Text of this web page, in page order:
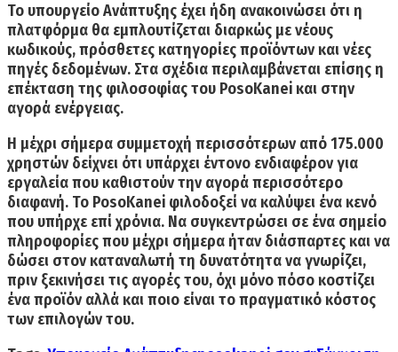
Το υπουργείο Ανάπτυξης έχει ήδη ανακοινώσει ότιη
πλατφόρμα θα εμπλουτίζεται διαρκώς με νέους
κωδικούς,πρόσθετες κατηγορίες προϊόντων και νέες
πηγές δεδομένων. Στα σχέδια περιλαμβάνεται επίσης η
επέκταση της φιλοσοφίας του PosoKanei και στην
αγορά ενέργειας.
Η μέχρι σήμερα συμμετοχή περισσότερων από 175.000
χρηστών δείχνει ότι υπάρχει έντονο ενδιαφέρονγια
εργαλεία που καθιστούν την αγορά περισσότερο
διαφανή. Το PosoKanei φιλοδοξεί να καλύψει ένα κενό
που υπήρχε επί χρόνια. Να συγκεντρώσει σε ένα σημείο
πληροφορίες που μέχρι σήμερα ήταν διάσπαρτες και να
δώσει στον καταναλωτή τη δυνατότητα να γνωρίζει,
πριν ξεκινήσει τις αγορές του, όχι μόνο πόσο κοστίζει
ένα προϊόν αλλά και ποιο είναι το πραγματικό κόστος
των επιλογών του.